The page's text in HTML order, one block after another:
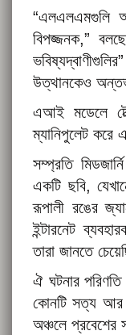
“এলএলএমগুলি
বিপজ্জনক,”
উত্থানকেও
এআই মডেলে
ম্যানিপুলেট করে
সম্প্রতি
একটি ছবি,
রূপালী রঙের
ইন্টারনেট
তারা জানতে
ঐ ঘটনার
কোনটি সত্য আর
অঞ্চলে প্রবেশের